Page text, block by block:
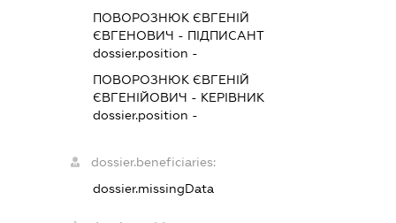
ПОВОРОЗНЮК ЄВГЕНІЙ
ЄВГЕНОВИЧ - ПІДПИСАНТ
dossier.position -
ПОВОРОЗНЮК ЄВГЕНІЙ
ЄВГЕНІЙОВИЧ - КЕРІВНИК
dossier.position -
dossier.beneficiaries:
dossier.missingData